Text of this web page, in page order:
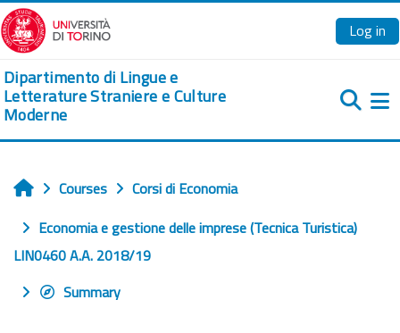
Skip to main content
Log in
Dipartimento di Lingue e
Letterature Straniere e Culture
Moderne
Home
Courses
Corsi di Economia
Economia e gestione delle imprese (Tecnica Turistica)
LIN0460 A.A. 2018/19
Summary